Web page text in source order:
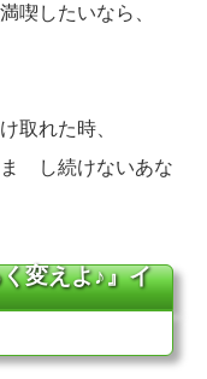
喫したいなら、
取れた時、
ま し続けないあな
変えよ♪』イ